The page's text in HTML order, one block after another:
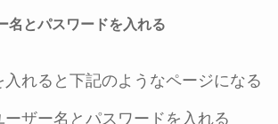
名とパスワードを入れる
れると下記のようなページになる
ザー名とパスワードを入れる